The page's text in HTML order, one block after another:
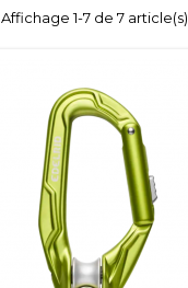
Affichage 1-7 de 7 article(s)